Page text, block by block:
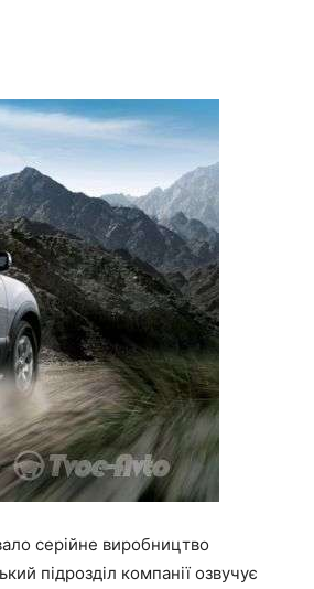
серійне виробництво
підрозділ компанії озвучує